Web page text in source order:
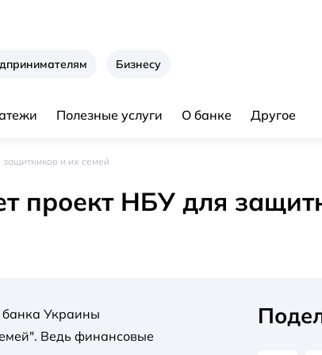
Бизнесу
Полезные услуги О банке Другое
и их семей
проект НБУ для
банка Украины
Ведь финансовые